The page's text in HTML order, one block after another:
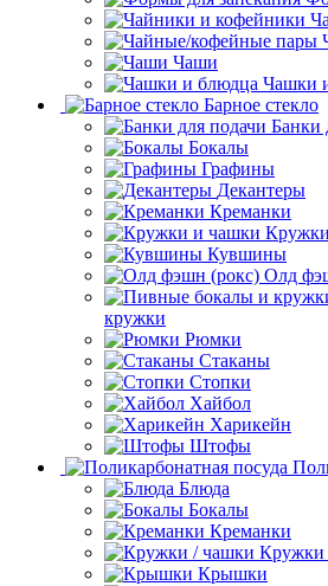
Чаши
Чашки
Барное стекло
Банки
Бокалы
Графины
Декантеры
Креманки
Кувшины
Олд
кружки
Рюмки
Стаканы
Стопки
Хайбол
Харикейн
Штофы
Блюда
Бокалы
Креманки
Кружки
Крышки